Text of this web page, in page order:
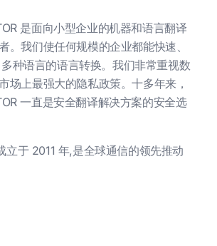
是面向小型企业的机器和语言翻译
。我们使任何规模的企业都能快速、
种语言的语言转换。我们非常重视数
场上最强大的隐私政策。十多年来，
一直是安全翻译解决方案的安全选
立于 2011 年,是全球通信的领先推动